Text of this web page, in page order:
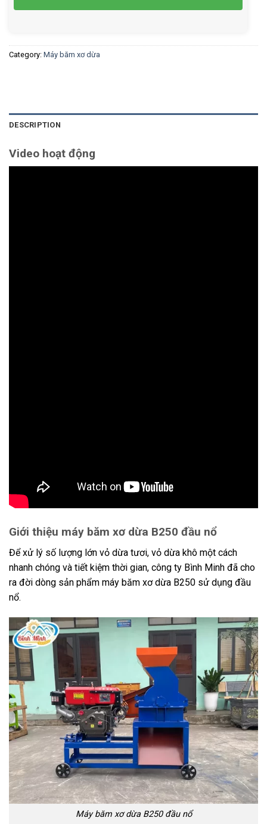
Category: Máy băm xơ dừa
DESCRIPTION
Video hoạt động
Giới thiệu máy băm xơ dừa B250 đầu nổ
Để xử lý số lượng lớn vỏ dừa tươi, vỏ dừa khô một cách
nhanh chóng và tiết kiệm thời gian, công ty Bình Minh đã cho
ra đời dòng sản phẩm máy băm xơ dừa B250 sử dụng đầu
nổ.
Máy băm xơ dừa B250 đầu nổ